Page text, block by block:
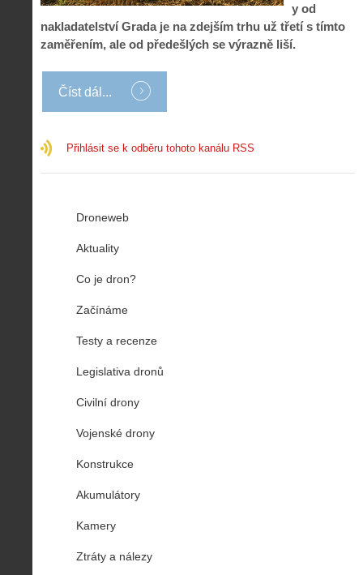
y od
nakladatelství Grada je na zdejším trhu už třetí s tímto
zaměřením, ale od předešlých se výrazně liší.
Číst dál...
Přihlásit se k odběru tohoto kanálu RSS
Droneweb
Aktuality
Co je dron?
Začínáme
Testy a recenze
Legislativa dronů
Civilní drony
Vojenské drony
Konstrukce
Akumulátory
Kamery
Ztráty a nálezy